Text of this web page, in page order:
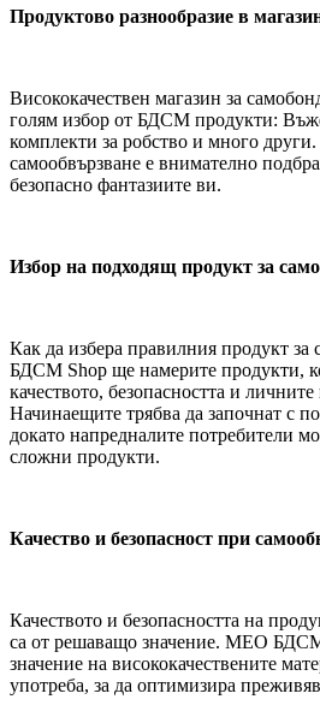
Продуктово разнообразие в
Висококачествен магазин за
голям избор от БДСМ продукти:
комплекти за робство и много
самообвързване е внимателно
безопасно фантазиите ви.
Избор на подходящ продукт за
Как да избера правилния продукт за
БДСМ Shop ще намерите продукти,
качеството, безопасността и
Начинаещите трябва да започнат с
докато напредналите потребители
сложни продукти.
Качество и безопасност при
Качеството и безопасността на
са от решаващо значение. MEO
значение на висококачествените
употреба, за да оптимизира